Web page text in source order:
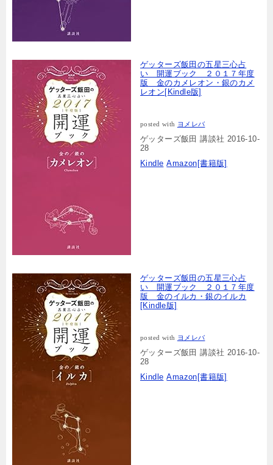
ゲッターズ飯田の五星三心占
い 開運ブック ２０１７年度
版 金のカメレオン・銀のカメ
レオン[Kindle版]
posted with ヨメレバ
ゲッターズ飯田 講談社 2016-10-
28
Kindle Amazon[書籍版]
ゲッターズ飯田の五星三心占
い 開運ブック ２０１７年度
版 金のイルカ・銀のイルカ
[Kindle版]
posted with ヨメレバ
ゲッターズ飯田 講談社 2016-10-
28
Kindle Amazon[書籍版]